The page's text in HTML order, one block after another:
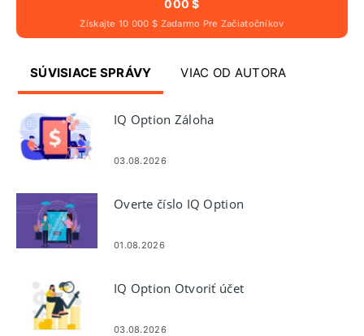
000 $
Získajte 10 000 $ Zadarmo Pre Začiatočníkov
SÚVISIACE SPRÁVY VIAC OD AUTORA
IQ Option Záloha
03.08.2026
Overte číslo IQ Option
01.08.2026
IQ Option Otvoriť účet
03.08.2026